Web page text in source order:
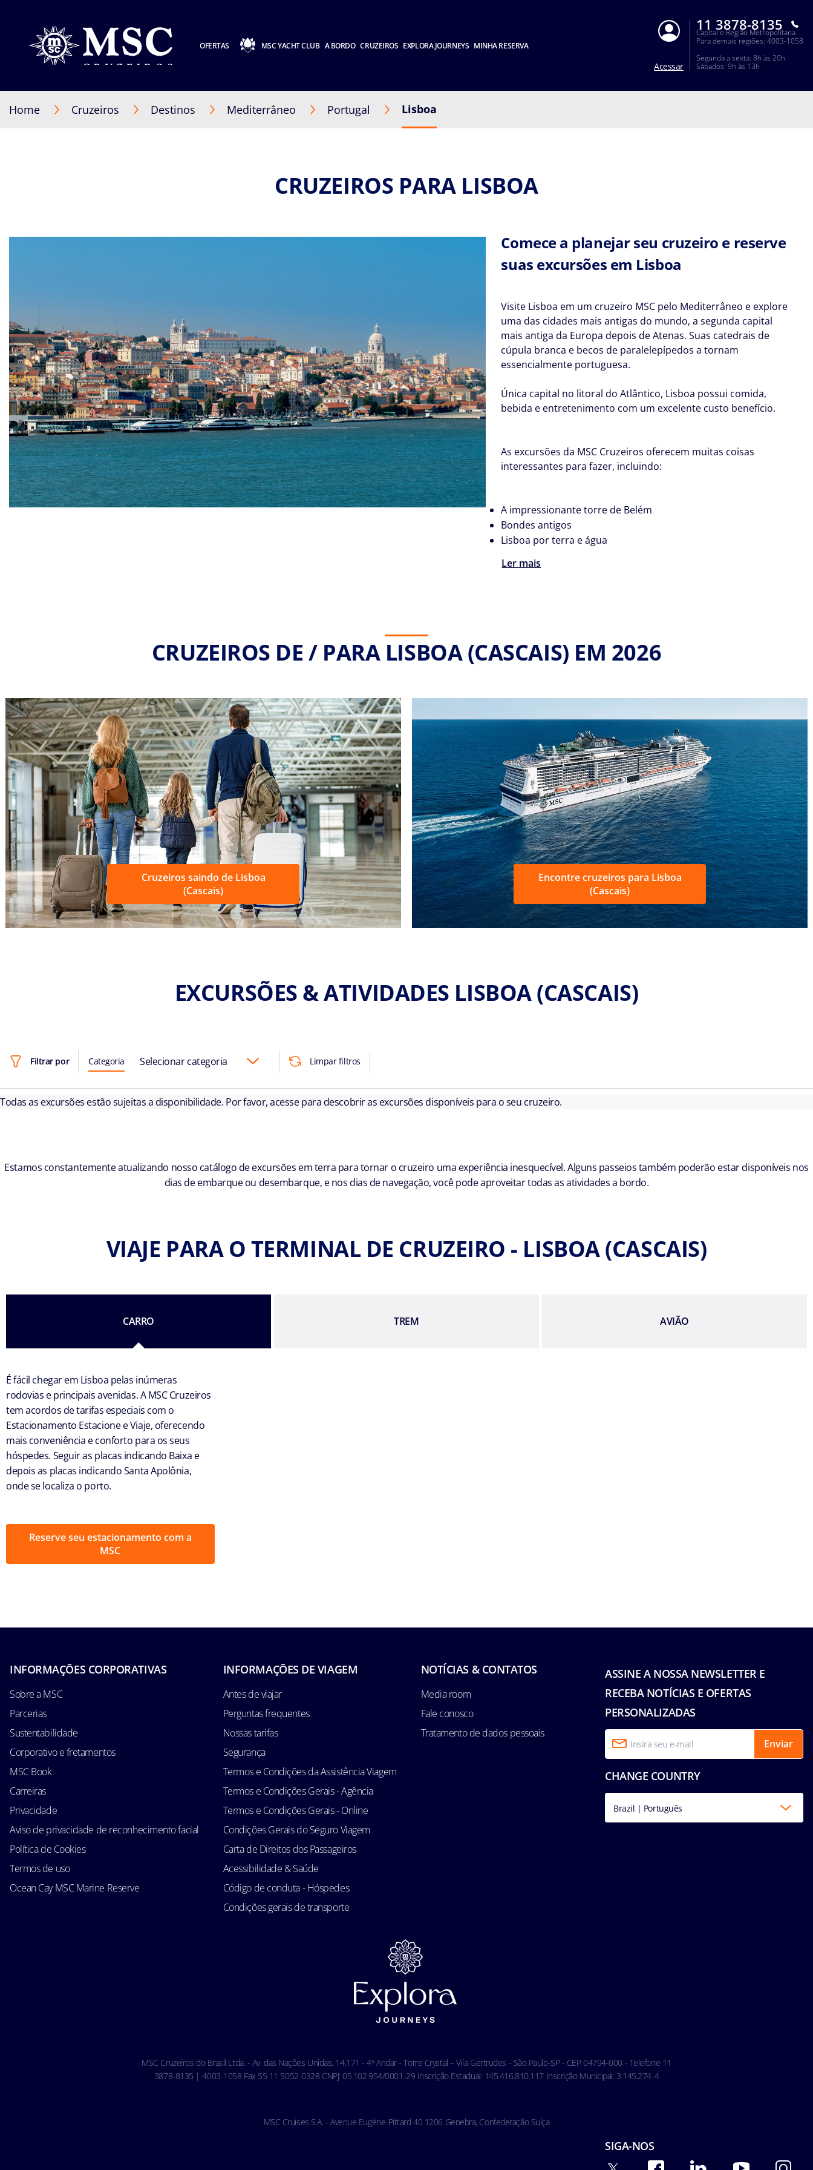
OFERTAS MSC YACHT CLUB A BORDO CRUZEIROS EXPLORA JOURNEYS MINHA RESERVA
Acessar
11 3878-8135
Capital e Região Metropolitana
Para demais regiões: 4003-1058
Segunda a sexta: 8h às 20h
Sábados: 9h às 13h
Home Cruzeiros Destinos Mediterrâneo Portugal Lisboa
CRUZEIROS PARA LISBOA
Comece a planejar seu cruzeiro e reserve
suas excursões em Lisboa
Visite Lisboa em um cruzeiro MSC pelo Mediterrâneo e explore
uma das cidades mais antigas do mundo, a segunda capital
mais antiga da Europa depois de Atenas. Suas catedrais de
cúpula branca e becos de paralelepípedos a tornam
essencialmente portuguesa.
Única capital no litoral do Atlântico, Lisboa possui comida,
bebida e entretenimento com um excelente custo benefício.
As excursões da MSC Cruzeiros oferecem muitas coisas
interessantes para fazer, incluindo:
A impressionante torre de Belém
Bondes antigos
Lisboa por terra e água
Ler mais
CRUZEIROS DE / PARA LISBOA (CASCAIS) EM 2026
Cruzeiros saindo de Lisboa
(Cascais)
Encontre cruzeiros para Lisboa
(Cascais)
EXCURSÕES & ATIVIDADES LISBOA (CASCAIS)
Filtrar por Categoria Selecionar categoria Limpar filtros
Todas as excursões estão sujeitas a disponibilidade. Por favor, acesse para descobrir as excursões disponíveis para o seu cruzeiro.
Estamos constantemente atualizando nosso catálogo de excursões em terra para tornar o cruzeiro uma experiência inesquecível. Alguns passeios também poderão estar disponíveis nos
dias de embarque ou desembarque, e nos dias de navegação, você pode aproveitar todas as atividades a bordo.
VIAJE PARA O TERMINAL DE CRUZEIRO - LISBOA (CASCAIS)
CARRO TREM AVIÃO
É fácil chegar em Lisboa pelas inúmeras
rodovias e principais avenidas. A MSC Cruzeiros
tem acordos de tarifas especiais com o
Estacionamento Estacione e Viaje, oferecendo
mais conveniência e conforto para os seus
hóspedes. Seguir as placas indicando Baixa e
depois as placas indicando Santa Apolônia,
onde se localiza o porto.
Reserve seu estacionamento com a
MSC
ASSINE A NOSSA NEWSLETTER E
RECEBA NOTÍCIAS E OFERTAS
PERSONALIZADAS
Enviar
CHANGE COUNTRY
Brazil | Português
INFORMAÇÕES CORPORATIVAS
Sobre a MSC
Parcerias
Sustentabilidade
Corporativo e fretamentos
MSC Book
Carreiras
Privacidade
Aviso de privacidade de reconhecimento facial
Política de Cookies
Termos de uso
Ocean Cay MSC Marine Reserve
INFORMAÇÕES DE VIAGEM
Antes de viajar
Perguntas frequentes
Nossas tarifas
Segurança
Termos e Condições da Assistência Viagem
Termos e Condições Gerais - Agência
Termos e Condições Gerais - Online
Condições Gerais do Seguro Viagem
Carta de Direitos dos Passageiros
Acessibilidade & Saúde
Código de conduta - Hóspedes
Condições gerais de transporte
NOTÍCIAS & CONTATOS
Media room
Fale conosco
Tratamento de dados pessoais
MSC Cruzeiros do Brasil Ltda. - Av. das Nações Unidas, 14.171 - 4º Andar - Torre Crystal – Vila Gertrudes - São Paulo-SP - CEP 04794-000 - Telefone 11
3878-8135 | 4003-1058 Fax 55 11 5052-0328 CNPJ: 05.102.954/0001-29 Inscrição Estadual: 145.416.810.117 Inscrição Municipal: 3.145.274-4
MSC Cruises S.A. - Avenue Eugène-Pittard 40 1206 Genebra, Confederação Suíça
SIGA-NOS